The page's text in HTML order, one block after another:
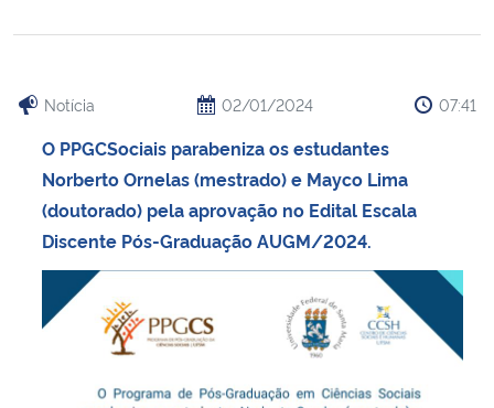
Notícia 02/01/2024 07:41
O PPGCSociais parabeniza os estudantes
Norberto Ornelas (mestrado) e Mayco Lima
(doutorado) pela aprovação no Edital Escala
Discente Pós-Graduação AUGM/2024.